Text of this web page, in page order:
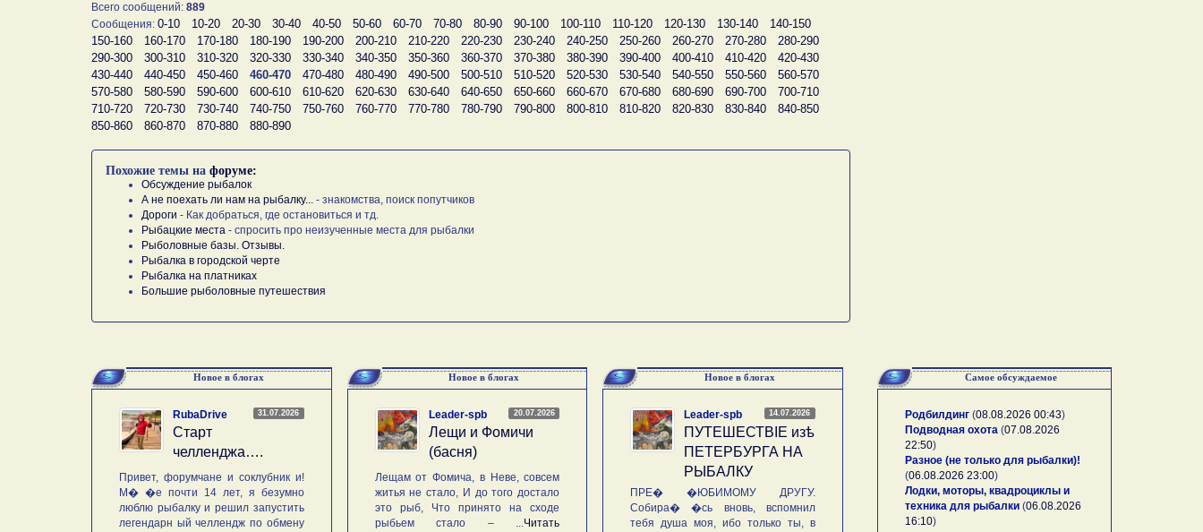
Всего сообщений: 889
Сообщения: 0-10 10-20 20-30 30-40 40-50 50-60 60-70 70-80 80-90 90-100 100-110 110-120 120-130 130-140
140-150
150-160
160-170 170-180 180-190 190-200 200-210 210-220 220-230 230-240 240-250 250-260 260-270 270-280
280-290
290-300
300-310 310-320 320-330 330-340 340-350 350-360 360-370 370-380 380-390 390-400 400-410 410-420
420-430
430-440
440-450 450-460 460-470 470-480 480-490 490-500 500-510 510-520 520-530 530-540 540-550 550-560
560-570
570-580
580-590 590-600 600-610 610-620 620-630 630-640 640-650 650-660 660-670 670-680 680-690 690-700
700-710
710-720
720-730 730-740 740-750 750-760 760-770 770-780 780-790 790-800 800-810 810-820 820-830 830-840
840-850
850-860
860-870 870-880 880-890
Похожие темы на форуме:
Обсуждение рыбалок
А не поехать ли нам на рыбалку... - знакомства, поиск попутчиков
Дороги - Как добраться, где остановиться и тд.
Рыбацкие места - спросить про неизученные места для рыбалки
Рыболовные базы. Отзывы.
Рыбалка в городской черте
Рыбалка на платниках
Большие рыболовные путешествия
Новое в блогах
31.07.2026
RubaDrive
Старт
челленджа….
Привет, форумчане и соклубник и!
М� �е почти 14 лет, я безумно
люблю рыбалку и решил запустить
легендарн ый челлендж по обмену
Новое в блогах
20.07.2026
Leader-spb
Лещи и Фомичи
(басня)
Лещам от Фомича, в Неве, совсем
житья не стало, И до того достало
это рыб, Что принято на сходе
рыбьем стало – ...Читать
Новое в блогах
14.07.2026
Leader-spb
ПУТЕШЕСТВIE изѣ
ПЕТЕРБУРГА НА
РЫБАЛКУ
ПРЕ� �ЮБИМОМУ ДРУГУ.
Собира� �сь вновь, вспомнил
тебя душа моя, ибо только ты, в
Самое обсуждаемое
Родбилдинг(08.08.2026 00:43)
Подводная охота(07.08.2026
22:50)
Разное (не только для рыбалки)!
(06.08.2026 23:00)
Лодки, моторы, квадроциклы и
техника для рыбалки(06.08.2026
16:10)